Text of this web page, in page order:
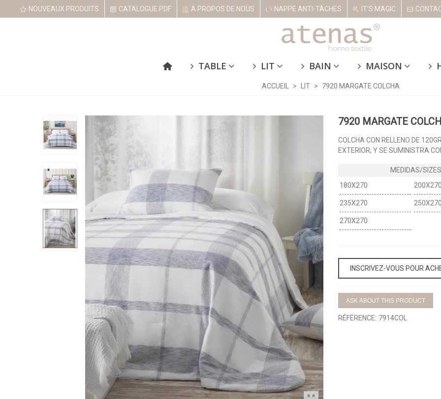
NOUVEAUX PRODUITS CATALOGUE PDF A PROPOS DE NOUS NAPPE ANTI-TÀCHES IT'S MAGIC
TABLE LIT BAIN MAISON
ACCUEIL > LIT > 7920 MARGATE COLCHA
7920 MARGATE
COLCHA CON RELLENO DE
EXTERIOR, Y SE SUMINISTRA
180X270
235X270
270X270
INSCRIVEZ-VOUS POUR
ASK ABOUT THIS PRODUCT
RÉFÉRENCE: 7914COL